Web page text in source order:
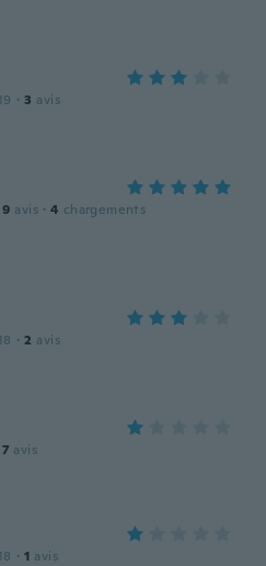
· 3 avis
9 avis · 4 chargements
· 2 avis
7 avis
· 1 avis